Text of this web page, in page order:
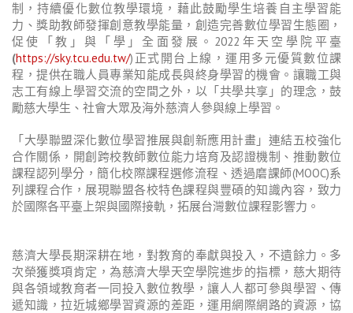
制，持續優化數位教學環境，藉此鼓勵學生培養自主學習能
力、獎助教師發揮創意教學能量，創造完善數位學習生態圈，
促使「教」與「學」全面發展。2022年天空學院平臺
(https://sky.tcu.edu.tw/)正式開台上線，運用多元優質數位課
程，提供在職人員專業知能成長與終身學習的機會。讓職工與
志工有線上學習交流的空間之外，以「共學共享」的理念，鼓
勵慈大學生、社會大眾及海外慈濟人參與線上學習。
「大學聯盟深化數位學習推展與創新應用計畫」連結五校強化
合作關係，開創跨校教師數位能力培育及認證機制、推動數位
課程認列學分，簡化校際課程選修流程、透過磨課師(MOOC)系
列課程合作，展現聯盟各校特色課程與豐碩的知識內容，致力
於國際各平臺上架與國際接軌，拓展台灣數位課程影響力。
慈濟大學長期深耕在地，對教育的奉獻與投入，不遺餘力。多
次榮獲獎項肯定，為慈濟大學天空學院進步的指標，慈大期待
與各領域教育者一同投入數位教學，讓人人都可參與學習、傳
遞知識，拉近城鄉學習資源的差距，運用網際網路的資源，協